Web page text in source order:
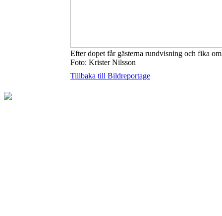
Efter dopet får gästerna rundvisning och fika
Foto: Krister Nilsson
Tillbaka till Bildreportage